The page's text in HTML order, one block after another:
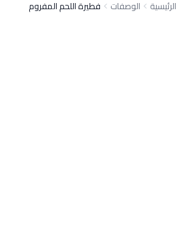
الرئيسية الوصفات فطيرة اللحم المفروم